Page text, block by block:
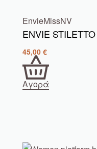
EnvieMissNV
45,00 €
Αγορά